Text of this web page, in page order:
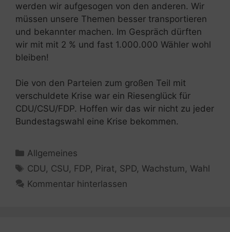
werden wir aufgesogen von den anderen. Wir
müssen unsere Themen besser transportieren
und bekannter machen. Im Gespräch dürften
wir mit mit 2 % und fast 1.000.000 Wähler wohl
bleiben!
Die von den Parteien zum großen Teil mit
verschuldete Krise war ein Riesenglück für
CDU/CSU/FDP. Hoffen wir das wir nicht zu jeder
Bundestagswahl eine Krise bekommen.
Kategorien
Allgemeines
Schlagwörter
CDU, CSU, FDP, Pirat, SPD, Wachstum, Wahl
Kommentar hinterlassen